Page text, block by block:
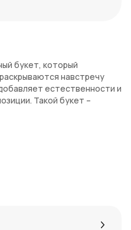
букет, который
навстречу
естественности и
Такой букет –
глубокой симпатией.
романтическое
так и для